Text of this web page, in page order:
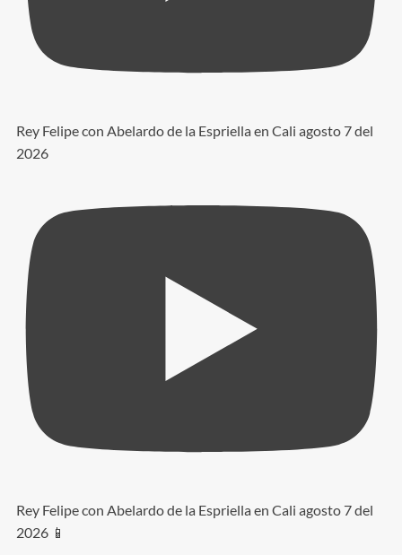
Rey Felipe con Abelardo de la Espriella en Cali agosto 7 del
2026
Rey Felipe con Abelardo de la Espriella en Cali agosto 7 del
2026 📱